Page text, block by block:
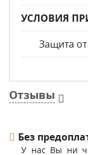
УСЛОВИЯ
Защита
Отзывы
Без
У нас Вы ни